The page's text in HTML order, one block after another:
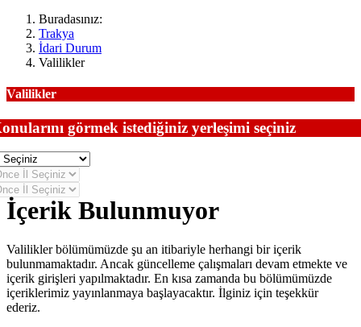
Buradasınız:
Trakya
İdari Durum
Valilikler
Valilikler
görmek istediğiniz yerleşimi seçiniz
İçerik Bulunmuyor
Valilikler bölümümüzde şu an itibariyle herhangi bir içerik
bulunmamaktadır. Ancak güncelleme çalışmaları devam etmekte ve
içerik girişleri yapılmaktadır. En kısa zamanda bu bölümümüzde
içeriklerimiz yayınlanmaya başlayacaktır. İlginiz için teşekkür
ederiz.